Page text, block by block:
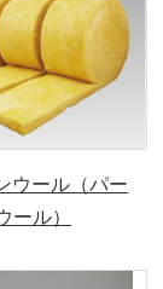
ウール（パー
ール）